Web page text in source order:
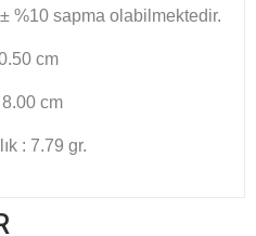
%10 sapma olabilmektedir.
cm
8.00 cm
: 7.79 gr.